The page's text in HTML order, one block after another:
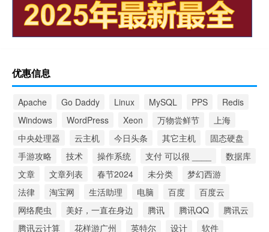
优惠信息
Apache Go Daddy Linux MySQL PPS
Redis
Windows
WordPress Xeon 万物尝鲜节
上海
中央处理器
云主机 今日头条 其它主机
固态硬盘
手游攻略
技术 操作系统 支付 可以很 ____
数据库
文章
文章列表 春节2024 未分类
梦幻西游
法律
淘宝网 生活助理 电脑 百度
百度云
网络爬虫
美好，一直在身边 腾讯 腾讯QQ
腾讯云
腾讯云计算
花样游广州 英特尔 设计
软件